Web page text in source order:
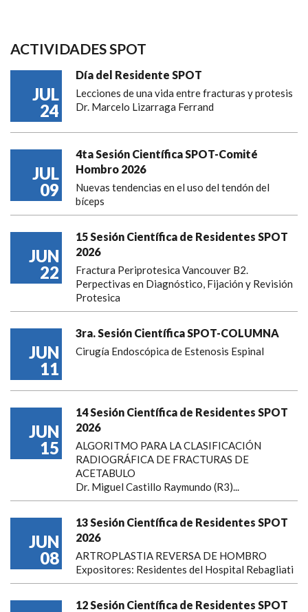
ACTIVIDADES SPOT
JUL
24
Día del Residente SPOT
Lecciones de una vida entre fracturas y protesis
Dr. Marcelo Lizarraga Ferrand
JUL
09
4ta Sesión Científica SPOT-Comité
Hombro 2026
Nuevas tendencias en el uso del tendón del
bíceps
JUN
22
15 Sesión Científica de Residentes SPOT
2026
Fractura Periprotesica Vancouver B2.
Perpectivas en Diagnóstico, Fijación y Revisión
Protesica
JUN
11
3ra. Sesión Científica SPOT-COLUMNA
Cirugía Endoscópica de Estenosis Espinal
JUN
15
14 Sesión Científica de Residentes SPOT
2026
ALGORITMO PARA LA CLASIFICACIÓN
RADIOGRÁFICA DE FRACTURAS DE
ACETABULO
Dr. Miguel Castillo Raymundo (R3)...
JUN
08
13 Sesión Científica de Residentes SPOT
2026
ARTROPLASTIA REVERSA DE HOMBRO
Expositores: Residentes del Hospital Rebagliati
12 Sesión Científica de Residentes SPOT